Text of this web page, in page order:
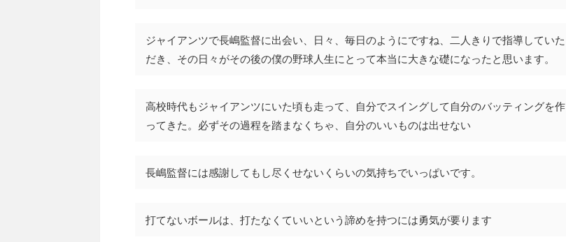
ジャイアンツで長嶋監督に出会い、日々、毎日のようにですね、二人きりで指導していた
だき、その日々がその後の僕の野球人生にとって本当に大きな礎になったと思います。
高校時代もジャイアンツにいた頃も走って、自分でスイングして自分のバッティングを作
ってきた。必ずその過程を踏まなくちゃ、自分のいいものは出せない
長嶋監督には感謝してもし尽くせないくらいの気持ちでいっぱいです。
打てないボールは、打たなくていいという諦めを持つには勇気が要ります